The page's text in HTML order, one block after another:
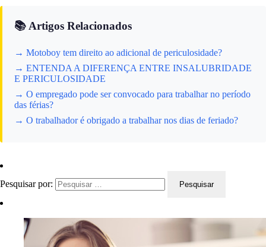
📚 Artigos Relacionados
→ Motoboy tem direito ao adicional de periculosidade?
→ ENTENDA A DIFERENÇA ENTRE INSALUBRIDADE
E PERICULOSIDADE
→ O empregado pode ser convocado para trabalhar no período
das férias?
→ O trabalhador é obrigado a trabalhar nos dias de feriado?
Pesquisar por: